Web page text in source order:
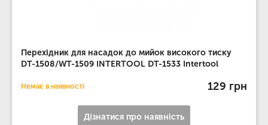
Перехідник для насадок до мийок високого тиску
DT-1508/WT-1509 INTERTOOL DT-1533 Intertool
Немає в наявності 129 грн
Дізнатися про наявність